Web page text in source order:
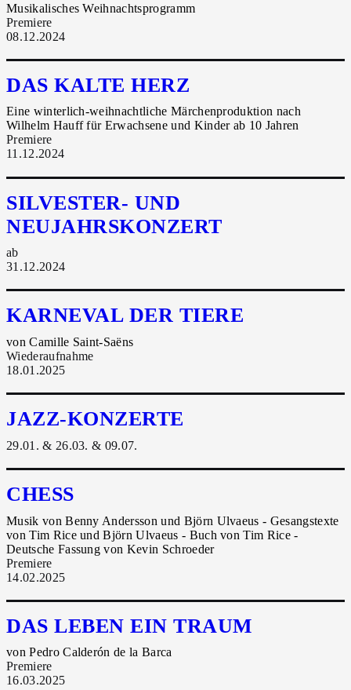
Musikalisches Weihnachtsprogramm
Premiere
08.12.2024
DAS KALTE HERZ
Eine winterlich-weihnachtliche Märchenproduktion nach
Wilhelm Hauff für Erwachsene und Kinder ab 10 Jahren
Premiere
11.12.2024
SILVESTER- UND
NEUJAHRSKONZERT
ab
31.12.2024
KARNEVAL DER TIERE
von Camille Saint-Saëns
Wiederaufnahme
18.01.2025
JAZZ-KONZERTE
29.01. & 26.03. & 09.07.
CHESS
Musik von Benny Andersson und Björn Ulvaeus - Gesangstexte
von Tim Rice und Björn Ulvaeus - Buch von Tim Rice -
Deutsche Fassung von Kevin Schroeder
Premiere
14.02.2025
DAS LEBEN EIN TRAUM
von Pedro Calderón de la Barca
Premiere
16.03.2025